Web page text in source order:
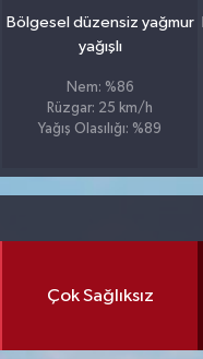
Bölgesel düzensiz yağmur
yağışlı
Nem: %86
Rüzgar: 25 km/h
Yağış Olasılığı: %89
Çok Sağlıksız